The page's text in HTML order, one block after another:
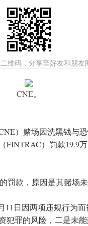
维码，分享至好友和朋友
CNE。
）赌场因洗黑钱与
FINTRAC）罚款19.9
罚款，原因是其赌场
11日因两项违规行为
犯罪的风险，二是未